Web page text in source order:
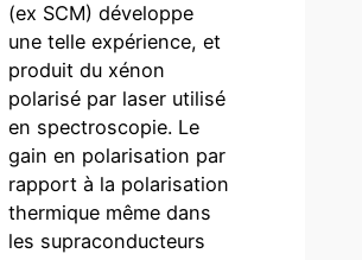
(ex SCM) développe
une telle expérience, et
produit du xénon
polarisé par laser utilisé
en spectroscopie. Le
gain en polarisation par
rapport à la polarisation
thermique même dans
les supraconducteurs